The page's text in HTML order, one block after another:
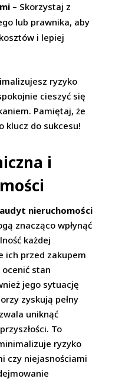
– Skorzystaj z
lub prawnika, aby
i lepiej
ryzyko
cieszyć się
Pamiętaj, że
klucz do sukcesu!
i
audyt nieruchomości
znacząco wpłynąć
każdej
ich przed zakupem
stan
jego sytuację
zyskują pełny
uniknąć
To
ryzyko
czy niejasnościami